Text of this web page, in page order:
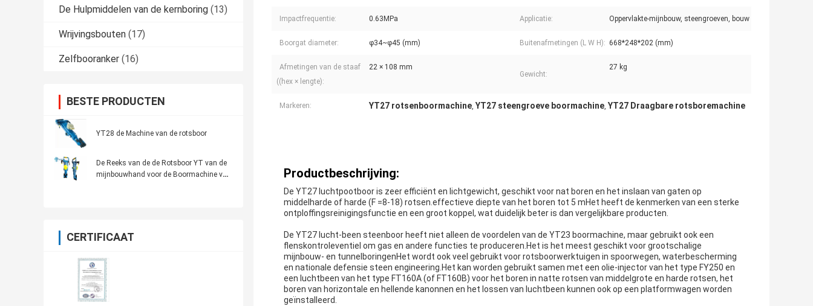
De Hulpmiddelen van de kernboring (13)
Wrijvingsbouten (17)
Zelfbooranker (16)
BESTE PRODUCTEN
YT28 de Machine van de rotsboor
De Reeks van de de Rotsboor YT van de
mijnbouwhand voor de Boormachine van
CERTIFICAAT
Impactfrequentie: 0.63MPa Applicatie: Oppervlakte-mijnbouw, steengroeven, bouw
Boorgat diameter: φ34~φ45 (mm) Buitenafmetingen (L W H): 668*248*202 (mm)
Afmetingen van de staaf
((hex × lengte):
22 × 108 mm
Gewicht:
27 kg
Markeren: YT27 rotsenboormachine, YT27 steengroeve boormachine, YT27 Draagbare rotsboremachine
Productbeschrijving:
De YT27 luchtpootboor is zeer efficiënt en lichtgewicht, geschikt voor nat boren en het inslaan van gaten op
middelharde of harde (F =8-18) rotsen.effectieve diepte van het boren tot 5 mHet heeft de kenmerken van een sterke
ontploffingsreinigingsfunctie en een groot koppel, wat duidelijk beter is dan vergelijkbare producten.
De YT27 lucht-been steenboor heeft niet alleen de voordelen van de YT23 boormachine, maar gebruikt ook een
flenskontroleventiel om gas en andere functies te produceren.Het is het meest geschikt voor grootschalige
mijnbouw- en tunnelboringenHet wordt ook veel gebruikt voor rotsboorwerktuigen in spoorwegen, waterbescherming
en nationale defensie steen engineering.Het kan worden gebruikt samen met een olie-injector van het type FY250 en
een luchtbeen van het type FT160A (of FT160B) voor het boren in natte rotsen van middelgrote en harde rotsen, het
boren van horizontale en hellende kanonnen en het lossen van luchtbeen kunnen ook op een platformwagen worden
geïnstalleerd.